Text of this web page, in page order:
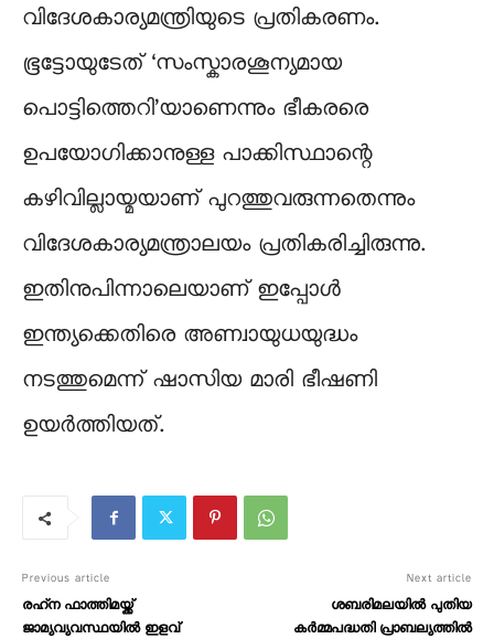
വിദേശകാര്യമന്ത്രിയുടെ പ്രതികരണം.
ഭൂട്ടോയുടേത് ‘സംസ്കാരശൂന്യമായ
പൊട്ടിത്തെറി’യാണെന്നും ഭീകരരെ
ഉപയോഗിക്കാനുള്ള പാക്കിസ്ഥാന്റെ
കഴിവില്ലായ്മയാണ് പുറത്തുവരുന്നതെന്നും
വിദേശകാര്യമന്ത്രാലയം പ്രതികരിച്ചിരുന്നു.
ഇതിനുപിന്നാലെയാണ് ഇപ്പോൾ
ഇന്ത്യക്കെതിരെ അണ്വായുധയുദ്ധം
നടത്തുമെന്ന് ഷാസിയ മാരി ഭീഷണി
ഉയർത്തിയത്.
Previous article
രഹ്‍ന ഫാത്തിമയ്ക്ക്
ജാമ്യവ്യവസ്ഥയിൽ ഇളവ്
Next article
ശബരിമലയിൽ പുതിയ
കർമ്മപദ്ധതി പ്രാബല്യത്തിൽ